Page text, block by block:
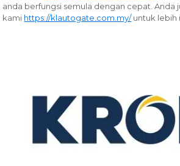
anda berfungsi semula dengan cepat. Anda
kami https://klautogate.com.my/ untuk lebih